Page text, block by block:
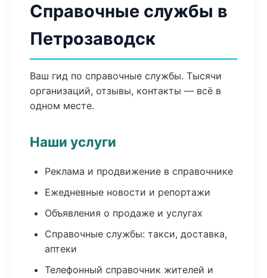
Справочные службы в
Петрозаводск
Ваш гид по справочные службы. Тысячи
организаций, отзывы, контакты — всё в
одном месте.
Наши услуги
Реклама и продвижение в справочнике
Ежедневные новости и репортажи
Объявления о продаже и услугах
Справочные службы: такси, доставка,
аптеки
Телефонный справочник жителей и